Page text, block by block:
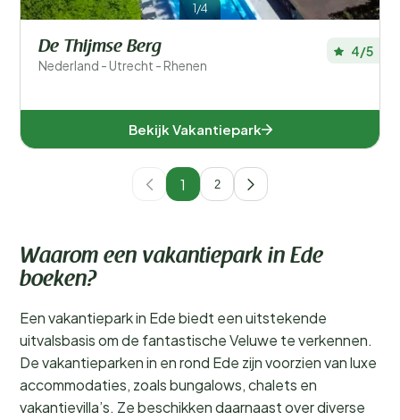
1/4
De Thijmse Berg
Nederland - Utrecht - Rhenen
4/5
Bekijk Vakantiepark
1 2
Waarom een vakantiepark in Ede
boeken?
Een vakantiepark in Ede biedt een uitstekende
uitvalsbasis om de fantastische Veluwe te verkennen.
De vakantieparken in en rond Ede zijn voorzien van luxe
accommodaties, zoals bungalows, chalets en
vakantievilla’s. Ze beschikken daarnaast over diverse